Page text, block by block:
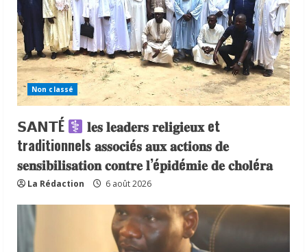
Non classé
𝗦𝗔𝗡𝗧É
𝐥𝐞𝐬 𝐥𝐞𝐚𝐝𝐞𝐫𝐬 𝐫𝐞𝐥𝐢𝐠𝐢𝐞𝐮𝐱 et
traditionnels 𝐚𝐬𝐬𝐨𝐜𝐢é𝐬 𝐚𝐮𝐱 𝐚𝐜𝐭𝐢𝐨𝐧𝐬 𝐝𝐞
𝐬𝐞𝐧𝐬𝐢𝐛𝐢𝐥𝐢𝐬𝐚𝐭𝐢𝐨𝐧 𝐜𝐨𝐧𝐭𝐫𝐞 𝐥’é𝐩𝐢𝐝é𝐦𝐢𝐞 𝐝𝐞 𝐜𝐡𝐨𝐥é𝐫𝐚
La Rédaction 6 août 2026